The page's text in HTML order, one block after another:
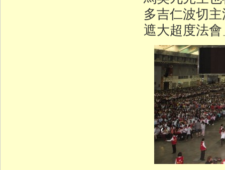
多吉仁波切
遮大超度法